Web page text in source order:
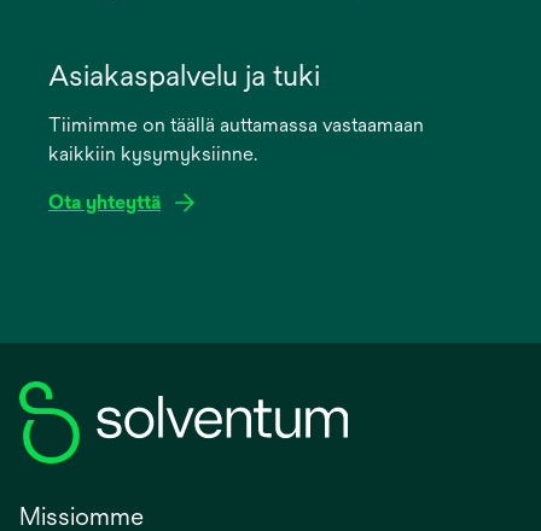
new
Asiakaspalvelu ja tuki
Tiimimme on täällä auttamassa vastaamaan
kaikkiin kysymyksiinne.
Ota yhteyttä
Missiomme